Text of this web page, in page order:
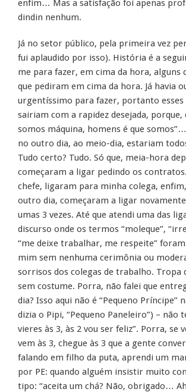
enfim… Mas a satisfação foi apenas
dindin nenhum.
Já no setor público, pela primeira vez
fui aplaudido por isso). História é a
me para fazer, em cima da hora, alguns
que pediram em cima da hora. Já havia
urgentíssimo para fazer, portanto
sairiam com a rapidez desejada, porque,
somos máquina, homens é que
no outro dia, ao meio-dia, estariam
Tudo certo? Tudo. Só que, meia-hora
começaram a ligar pedindo os
chefe, ligaram para minha colega,
outro dia, começaram a ligar
umas 3 vezes. Até que atendi uma das
discurso onde os termos “moleque”,
“me deixe trabalhar, me respeite”
mim sem nenhuma cerimônia ou
sorrisos dos colegas de trabalho. Tropa
sem costume. Porra, não falei que
dia? Isso aqui não é “Pequeno Príncipe”
dizia o Pipi, “Pequeno Paneleiro”) – não
vieres às 3, às 2 vou ser feliz”. Porra, se
vem às 3, chegue às 3 que a gente
falando em filho da puta, aprendi um
por PE: quando alguém insistir muito
tipo: “aceita um chá? Não, obrigado…